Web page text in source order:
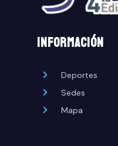
INFORMACIÓN
Deportes
Sedes
Mapa